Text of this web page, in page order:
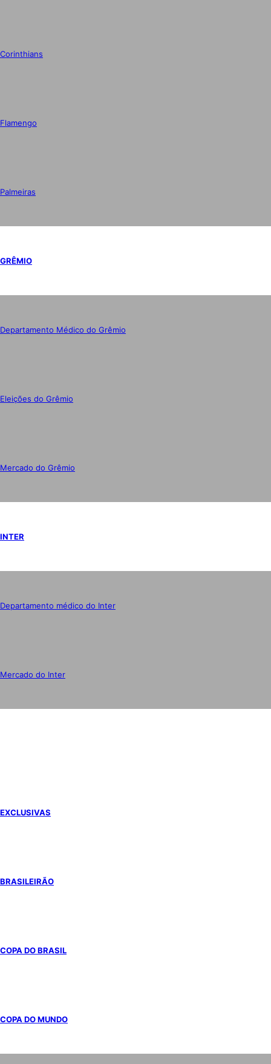
Corinthians
Flamengo
Palmeiras
GRÊMIO
Departamento Médico do Grêmio
Eleições do Grêmio
Mercado do Grêmio
INTER
Departamento médico do Inter
Mercado do Inter
EXCLUSIVAS
BRASILEIRÃO
COPA DO BRASIL
COPA DO MUNDO